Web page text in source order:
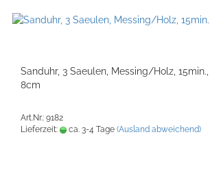
Sanduhr, 3 Saeulen, Messing/Holz,
8cm
Art.Nr.: 9182
Lieferzeit:
ca. 3-4 Tage (Ausland abweichend)